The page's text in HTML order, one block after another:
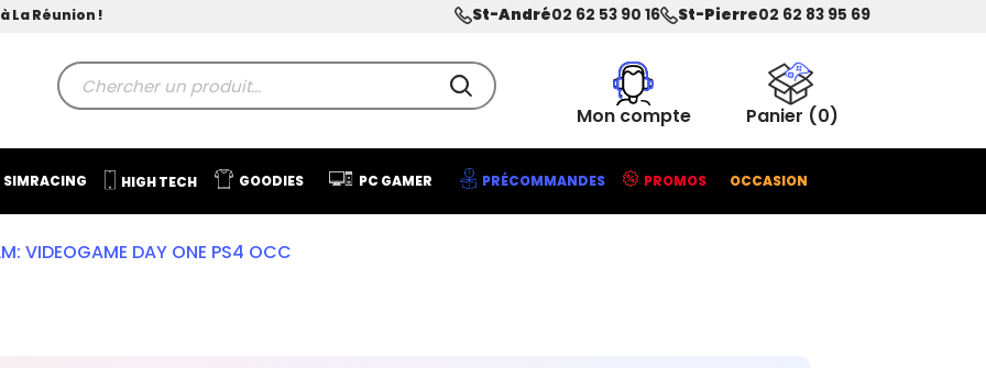
La Réunion ! St-André02 62 53 90 16 St-Pierre02 62 83 95 69
Mon compte Panier (0)
SIMRACING HIGH TECH GOODIES PC GAMER PRÉCOMMANDES PROMOS OCCASION
VIDEOGAME DAY ONE PS4 OCC